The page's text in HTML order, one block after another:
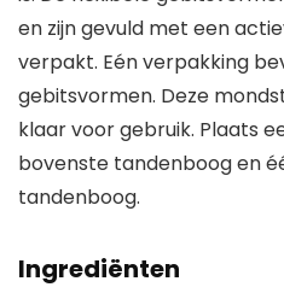
en zijn gevuld met een
verpakt. Eén verpakking
gebitsvormen. Deze
klaar voor gebruik. Plaats
bovenste tandenboog en
tandenboog.
Ingrediënten